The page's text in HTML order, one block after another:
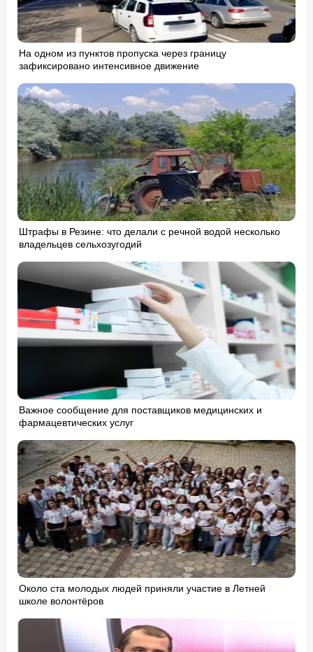
На одном из пунктов пропуска через границу
зафиксировано интенсивное движение
Штрафы в Резине: что делали с речной водой несколько
владельцев сельхозугодий
Важное сообщение для поставщиков медицинских и
фармацевтических услуг
Около ста молодых людей приняли участие в Летней
школе волонтёров